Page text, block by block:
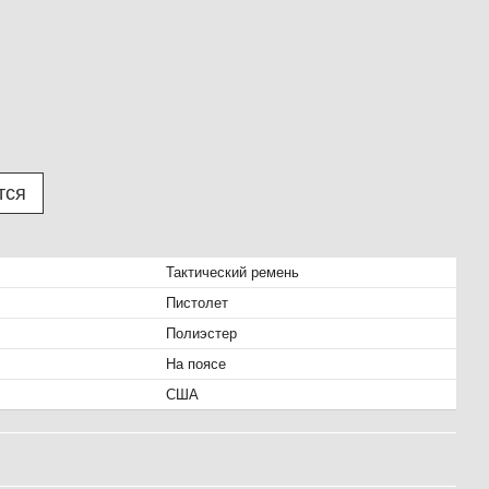
Тактический ремень
Пистолет
Полиэстер
На поясе
США